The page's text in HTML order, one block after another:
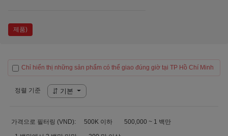
제품)
Chỉ hiển thị những sản phẩm có thể giao đúng giờ tại TP Hồ Chí Minh
정렬 기준 기본
가격으로 필터링 (VND): 500K 이하 500,000 ~ 1 백만